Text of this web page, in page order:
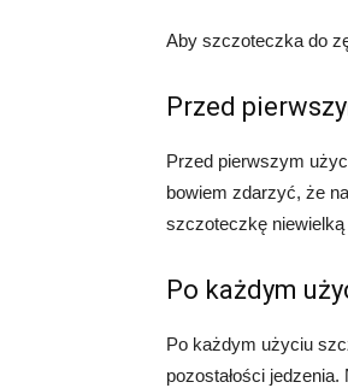
Aby szczoteczka do
Przed
Przed pierwszym
bowiem zdarzyć, że
szczoteczkę
Po każdym
Po każdym użyciu
pozostałości